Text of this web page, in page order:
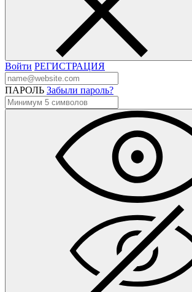
Войти РЕГИСТРАЦИЯ
ПАРОЛЬ Забыли пароль?